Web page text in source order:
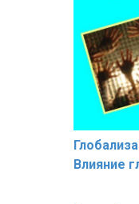
Влияние